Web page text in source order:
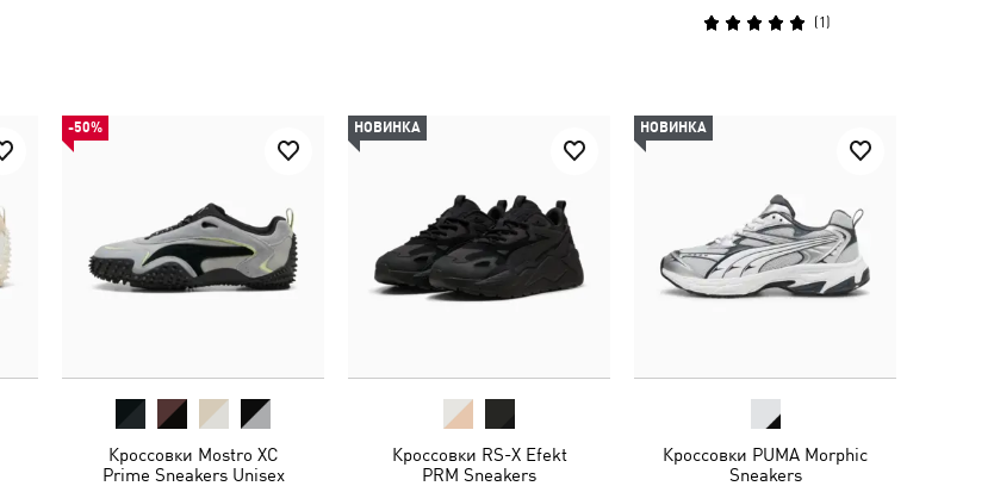
(1 )
-50%
Кроссовки Mostro XC
Prime Sneakers Unisex
НОВИНКА
Кроссовки RS-X Efekt
PRM Sneakers
НОВИНКА
Кроссовки PUMA Morphic
Sneakers